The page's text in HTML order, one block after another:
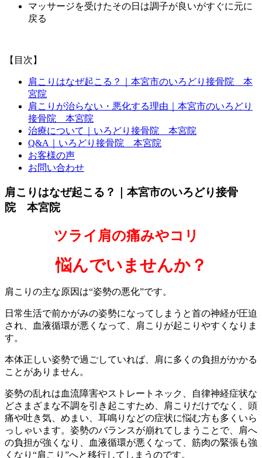
マッサージを受けたその日は調子が良いがすぐに元に
戻る
【目次】
肩こりはなぜ起こる？｜本宮市のいろどり接骨院 本
宮院
肩こりが治らない・悪化する理由｜本宮市のいろどり
接骨院 本宮院
治療について｜いろどり接骨院 本宮院
Q&A｜いろどり接骨院 本宮院
お客様の声
お問い合わせ
肩こりはなぜ起こる？｜本宮市のいろどり接骨
院 本宮院
ツライ肩の痛みやコリ
悩んでいませんか？
肩こりの主な原因は“姿勢の悪化”です。
日常生活で前かがみの姿勢になってしまうと首の神経が圧迫
され、血液循環が悪くなって、肩こりが起こりやすくなりま
す。
本体正しい姿勢で過ごしていれば、肩に多くの負担がかかる
ことがありません。
姿勢の乱れは血流障害やストレートネック、自律神経症状な
どさまざまな不調を引き起こすため、肩こりだけでなく、頭
痛や吐き気、めまい、耳鳴りなどの症状に悩む方も多くいら
っしゃいます。姿勢のバランスが崩れてしまうことで、肩へ
の負担が強くなり、血液循環が悪くなって、筋肉の緊張も強
くなり“肩こり”へと移行してしまうのです。